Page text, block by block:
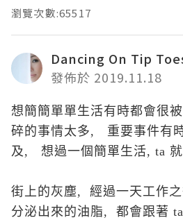
瀏覽次數:65517
Dancing On Tip
發佈於 2019.11.18
想簡簡單單生活有時都會很
碎的事情太多, 重要事件有
及, 想過一個簡單生活, ta
街上的灰塵, 經過一天工作
分泌出來的油脂, 都會跟著